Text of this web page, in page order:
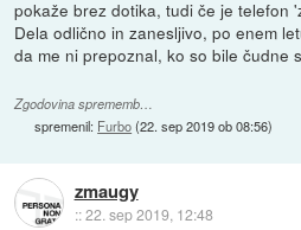
pokaže brez dotika, tudi če je telefon
Dela odlično in zanesljivo, po enem
da me ni prepoznal, ko so bile čudne
Zgodovina sprememb…
spremenil: Furbo(22. sep 2019 ob 08:56)
zmaugy
::22. sep 2019, 12:48